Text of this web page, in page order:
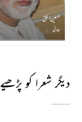
حسین الحق
بھائی
دیگر شعرا کو پڑھیے